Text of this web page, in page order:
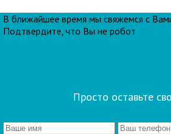
В ближайшее время мы свяжемся с
Подтвердите, что Вы не робот
Просто оставьте